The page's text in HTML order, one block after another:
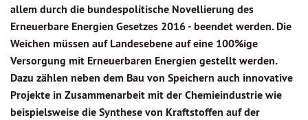
allem durch die bundespolitische Novellierung des
Erneuerbare Energien Gesetzes 2016 - beendet werden. Die
Weichen müssen auf Landesebene auf eine 100%ige
Versorgung mit Erneuerbaren Energien gestellt werden.
Dazu zählen neben dem Bau von Speichern auch innovative
Projekte in Zusammenarbeit mit der Chemieindustrie wie
beispielsweise die Synthese von Kraftstoffen auf der